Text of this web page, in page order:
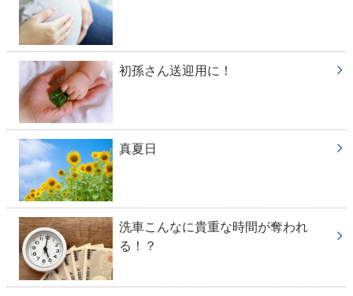
初孫さん送迎用に！
真夏日
洗車こんなに貴重な時間が奪われ
る！？